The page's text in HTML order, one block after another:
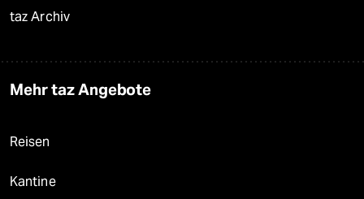
taz Archiv
Mehr taz Angebote
Reisen
Kantine